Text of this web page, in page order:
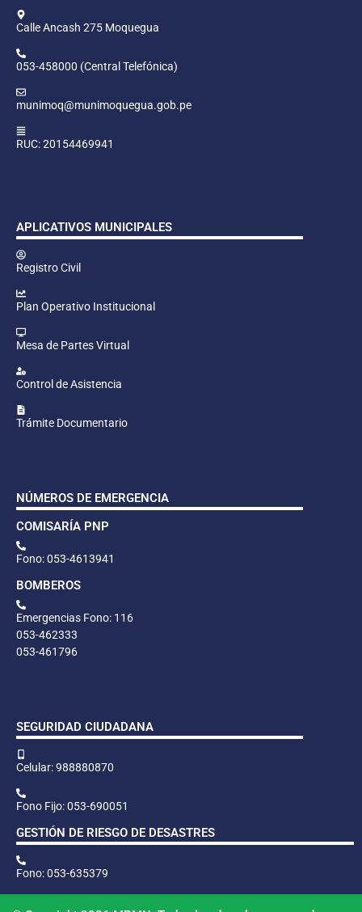
Calle Ancash 275 Moquegua
053-458000 (Central Telefónica)
munimoq@munimoquegua.gob.pe
RUC: 20154469941
APLICATIVOS MUNICIPALES
Registro Civil
Plan Operativo Institucional
Mesa de Partes Virtual
Control de Asistencia
Trámite Documentario
NÚMEROS DE EMERGENCIA
COMISARÍA PNP
Fono: 053-4613941
BOMBEROS
Emergencias Fono: 116
053-462333
053-461796
SEGURIDAD CIUDADANA
Celular: 988880870
Fono Fijo: 053-690051
GESTIÓN DE RIESGO DE DESASTRES
Fono: 053-635379